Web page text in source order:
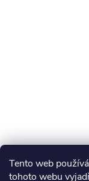
Tento web
tohoto webu